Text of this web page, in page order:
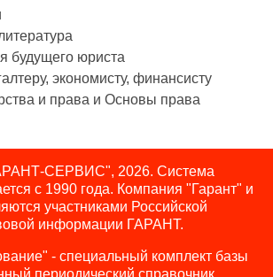
будущего юриста
экономисту, финансисту
и права и Основы права
СЕРВИС", 2026. Система
с 1990 года. Компания "Гарант" и
участниками Российской
информации ГАРАНТ.
- специальный комплект базы
периодический справочник